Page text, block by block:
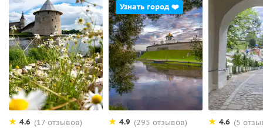
4.6 (17 отзывов)
Узнать город ❤️
4.9 (295 отзывов) 4.6 (5